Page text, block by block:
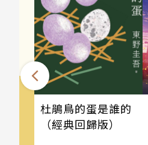
杜鵑鳥的蛋是誰的
（經典回歸版）